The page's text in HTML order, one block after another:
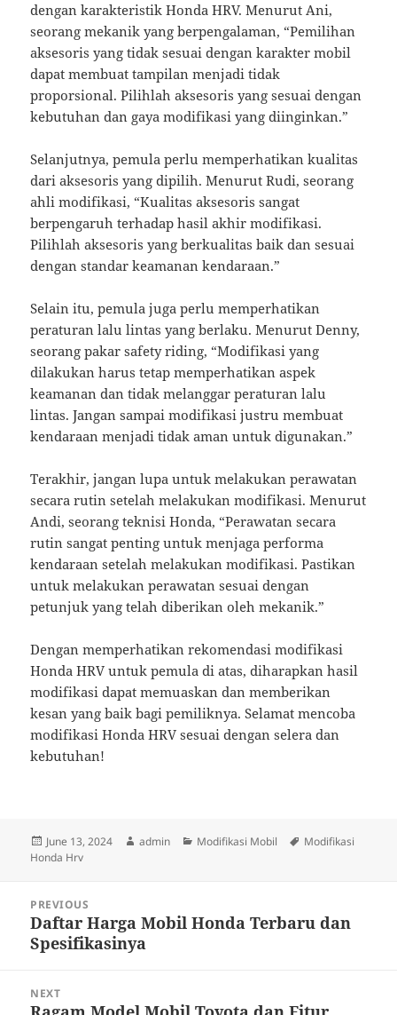
dengan karakteristik Honda HRV. Menurut Ani,
seorang mekanik yang berpengalaman, “Pemilihan
aksesoris yang tidak sesuai dengan karakter mobil
dapat membuat tampilan menjadi tidak
proporsional. Pilihlah aksesoris yang sesuai dengan
kebutuhan dan gaya modifikasi yang diinginkan.”
Selanjutnya, pemula perlu memperhatikan kualitas
dari aksesoris yang dipilih. Menurut Rudi, seorang
ahli modifikasi, “Kualitas aksesoris sangat
berpengaruh terhadap hasil akhir modifikasi.
Pilihlah aksesoris yang berkualitas baik dan sesuai
dengan standar keamanan kendaraan.”
Selain itu, pemula juga perlu memperhatikan
peraturan lalu lintas yang berlaku. Menurut Denny,
seorang pakar safety riding, “Modifikasi yang
dilakukan harus tetap memperhatikan aspek
keamanan dan tidak melanggar peraturan lalu
lintas. Jangan sampai modifikasi justru membuat
kendaraan menjadi tidak aman untuk digunakan.”
Terakhir, jangan lupa untuk melakukan perawatan
secara rutin setelah melakukan modifikasi. Menurut
Andi, seorang teknisi Honda, “Perawatan secara
rutin sangat penting untuk menjaga performa
kendaraan setelah melakukan modifikasi. Pastikan
untuk melakukan perawatan sesuai dengan
petunjuk yang telah diberikan oleh mekanik.”
Dengan memperhatikan rekomendasi modifikasi
Honda HRV untuk pemula di atas, diharapkan hasil
modifikasi dapat memuaskan dan memberikan
kesan yang baik bagi pemiliknya. Selamat mencoba
modifikasi Honda HRV sesuai dengan selera dan
kebutuhan!
Posted
on
June 13, 2024 Author
admin Categories
Modifikasi Mobil Tags
Modifikasi
Honda Hrv
navigation
PREVIOUS
Previous
post:
Daftar Harga Mobil Honda Terbaru dan
Spesifikasinya
NEXT
Next